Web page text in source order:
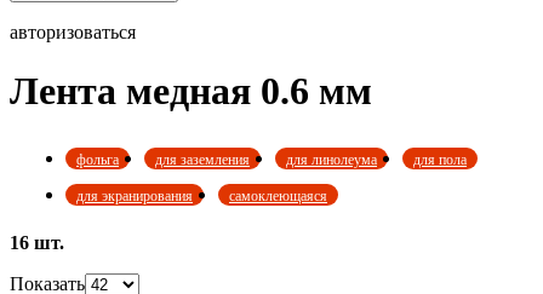
авторизоваться
Лента медная 0.6 мм
фольга для заземления для линолеума для пола
для экранирования самоклеющаяся
16 шт.
Показать